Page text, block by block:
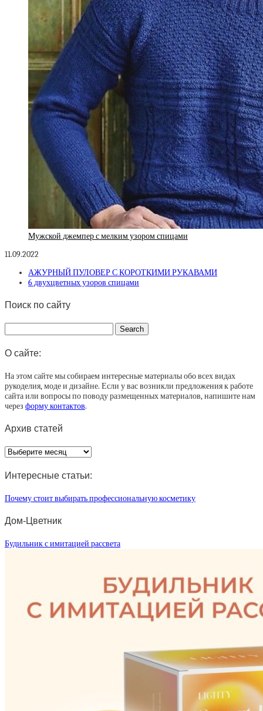
Мужской джемпер с мелким узором спицами
11.09.2022
АЖУРНЫЙ ПУЛОВЕР С КОРОТКИМИ РУКАВАМИ
6 двухцветных узоров спицами
Поиск по сайту
О сайте:
На этом сайте мы собираем интересные материалы обо всех видах
рукоделия, моде и дизайне. Если у вас возникли предложения к работе
сайта или вопросы по поводу размещенных материалов, напишите нам
через форму контактов.
Архив статей
Архив
статей
Интересные статьи:
Почему стоит выбирать профессиональную косметику
Дом-Цветник
Будильник с имитацией рассвета